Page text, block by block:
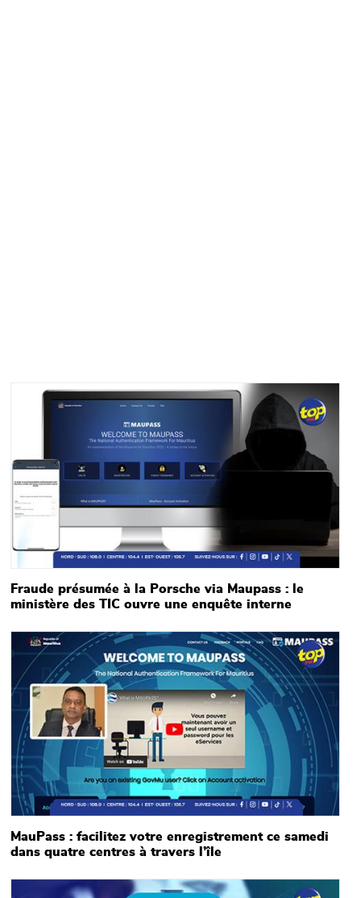
Main picture
Fraude présumée à la Porsche via Maupass : le
ministère des TIC ouvre une enquête interne
Main picture
MauPass : facilitez votre enregistrement ce samedi
dans quatre centres à travers l’île
Main picture